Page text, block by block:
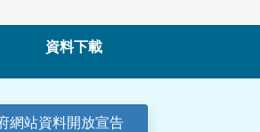
資料下載
網站資料開放宣告